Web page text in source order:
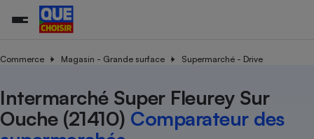
Commerce Magasin - Grande surface Supermarché - Drive
Intermarché Super Fleurey Sur
Ouche (21410) Comparateur des
Additifs
Organismes de défense
Système judiciairegratuit
Achat - Vente - Travaux
Démarche administrative
Train
Transport aérien
Toutes les actualités
Enquêtes
Tous les services
Tous nos combats
Nos actions
L’association
Nos missions